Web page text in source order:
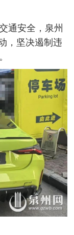
通安全，泉州
，坚决遏制违